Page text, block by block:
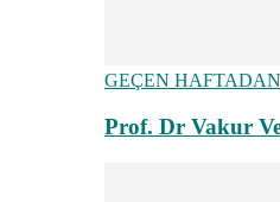
GEÇEN HAFTADAN
Prof. Dr Vakur